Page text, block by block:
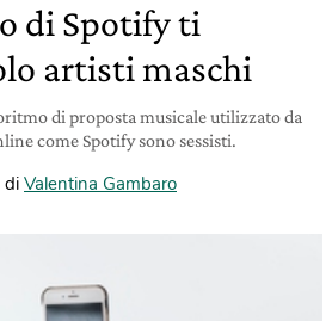
di Spotify ti
artisti maschi
di proposta musicale utilizzato da
come Spotify sono sessisti.
di Valentina Gambaro